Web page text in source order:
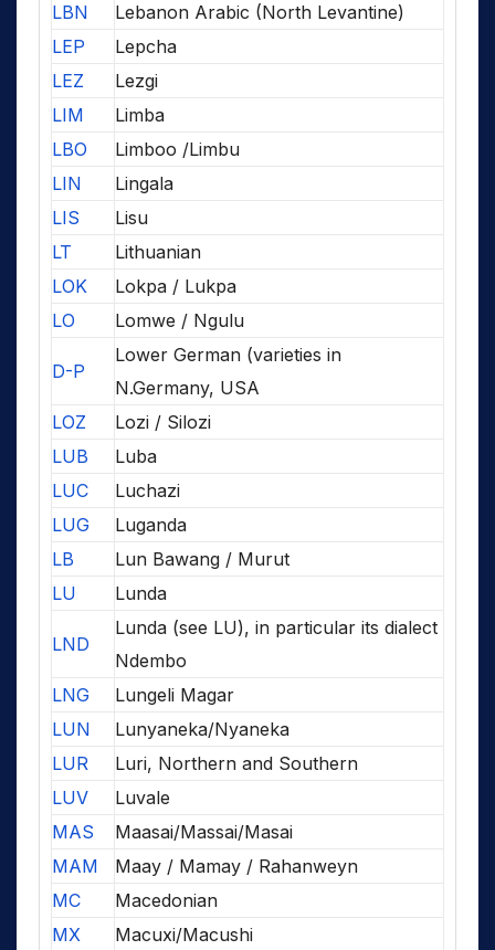
LBN
Lebanon Arabic (North Levantine)
LEP
Lepcha
LEZ
Lezgi
LIM
Limba
LBO
Limboo /Limbu
LIN
Lingala
LIS
Lisu
LT
Lithuanian
LOK
Lokpa / Lukpa
LO
Lomwe / Ngulu
D-P
Lower German (varieties in
N.Germany, USA
LOZ
Lozi / Silozi
LUB
Luba
LUC
Luchazi
LUG
Luganda
LB
Lun Bawang / Murut
LU
Lunda
LND
Lunda (see LU), in particular its dialect
Ndembo
LNG
Lungeli Magar
LUN
Lunyaneka/Nyaneka
LUR
Luri, Northern and Southern
LUV
Luvale
MAS
Maasai/Massai/Masai
MAM
Maay / Mamay / Rahanweyn
MC
Macedonian
MX
Macuxi/Macushi